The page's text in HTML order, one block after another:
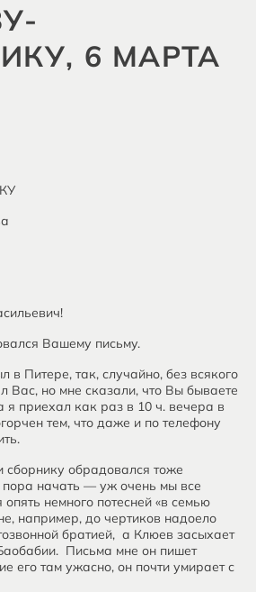
6 МАРТА
Вашему письму.
в Питере, так, случайно, без всякого
Вас, но мне сказали, что Вы бываете
я приехал как раз в 10 ч. вечера в
тем, что даже и по телефону
обрадовался тоже
начать — уж очень мы все
опять немного потесней «в семью
например, до чертиков надоело
братией, а Клюев засыхает
Письма мне он пишет
его там ужасно, он почти умирает с